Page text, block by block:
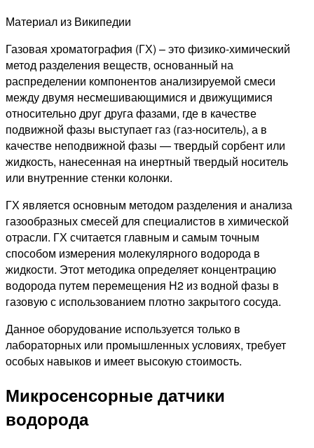
Материал из Википедии
Газовая хроматография (ГХ) – это физико-химический
метод разделения веществ, основанный на
распределении компонентов анализируемой смеси
между двумя несмешивающимися и движущимися
относительно друг друга фазами, где в качестве
подвижной фазы выступает газ (газ-носитель), а в
качестве неподвижной фазы — твердый сорбент или
жидкость, нанесенная на инертный твердый носитель
или внутренние стенки колонки.
ГХ является основным методом разделения и анализа
газообразных смесей для специалистов в химической
отрасли. ГХ считается главным и самым точным
способом измерения молекулярного водорода в
жидкости. Этот методика определяет концентрацию
водорода путем перемещения Н2 из водной фазы в
газовую с использованием плотно закрытого сосуда.
Данное оборудование используется только в
лабораторных или промышленных условиях, требует
особых навыков и имеет высокую стоимость.
Микросенсорные датчики
водорода